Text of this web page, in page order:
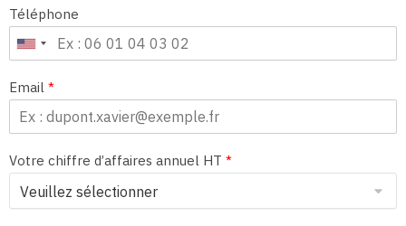
Téléphone
Email *
Votre chiffre d’affaires annuel HT *